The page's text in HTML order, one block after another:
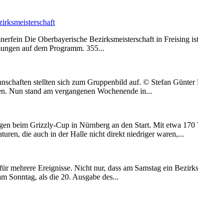
Die Oberbayerische Bezirksmeisterschaft in Freising
auf dem Programm. 355...
stellten sich zum Gruppenbild auf. © Stefan
Nun stand am vergangenen Wochenende in...
beim Grizzly-Cup in Nürnberg an den Start. Mit etwa
die auch in der Halle nicht direkt niedriger waren,...
mehrere Ereignisse. Nicht nur, dass am Samstag ein
Sonntag, als die 20. Ausgabe des...